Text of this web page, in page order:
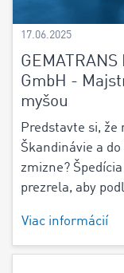
17.06.2025
GmbH -
myšou
Predstavte si, že
Škandinávie a
zmizne?
prezrela, aby
Viac informácií